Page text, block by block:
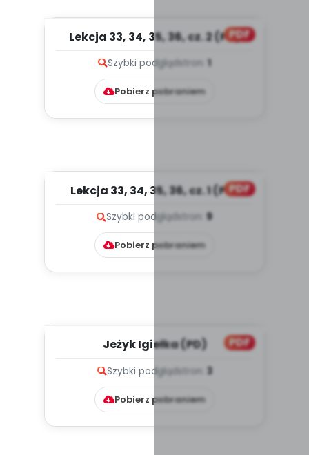
PDF
Lekcja 33, 34, 35, 36, cz. 2 (PD)
Szybki podglądstron: 1
Pobierz pobraniem
PDF
Lekcja 33, 34, 35, 36, cz. 1 (PD)
Szybki podgląd stron: 9
Pobierz pobraniem
PDF
Jeżyk Igiełka (PD)
Szybki podglądstron: 3
Pobierz pobraniem